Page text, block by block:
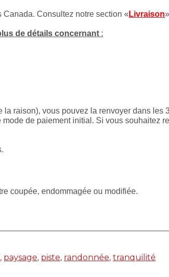
Consultez notre section « Livraison
de détails concernant :
raison), vous pouvez la renvoyer dans
de paiement initial. Si vous souhaitez
coupée, endommagée ou modifiée.
, paysage, piste, randonnée,tranquilité